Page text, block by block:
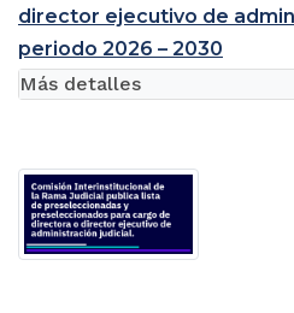
director ejecutivo de
periodo 2026 – 2030
Más detalles